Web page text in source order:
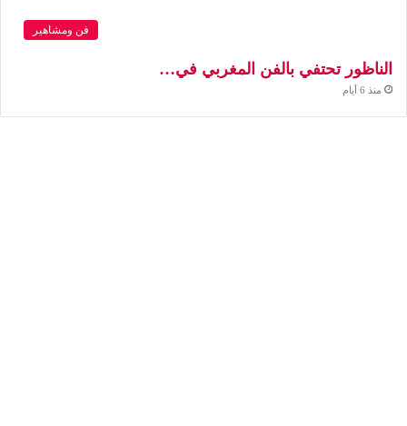
فن ومشاهير
الناظور تحتفي بالفن المغربي في…
منذ 6 أيام